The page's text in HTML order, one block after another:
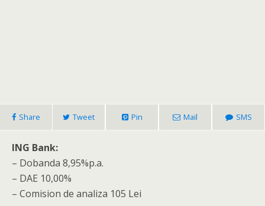
Share Tweet Pin Mail SMS
ING Bank:
– Dobanda 8,95%p.a.
– DAE 10,00%
– Comision de analiza 105 Lei